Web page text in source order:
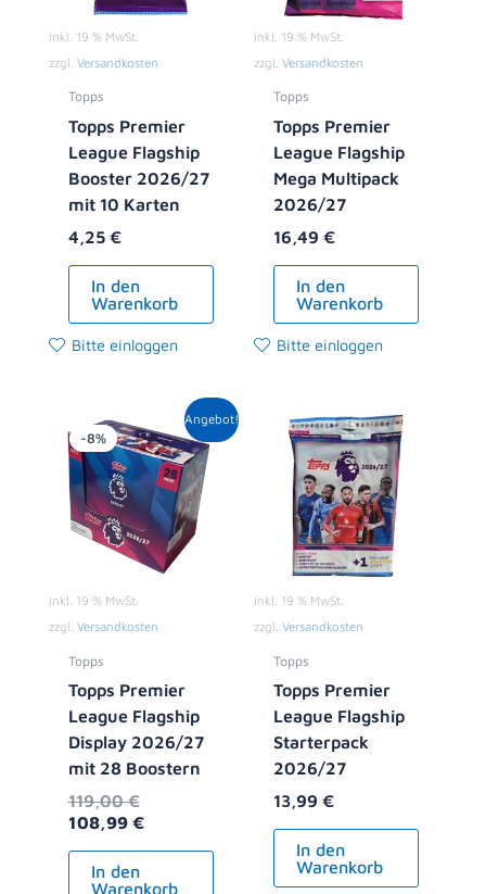
inkl. 19 % MwSt.
zzgl. Versandkosten
Topps
Topps Premier
League Flagship
Booster 2026/27
mit 10 Karten
4,25 €
In den
Warenkorb
Bitte einloggen
inkl. 19 % MwSt.
zzgl. Versandkosten
Topps
Topps Premier
League Flagship
Mega Multipack
2026/27
16,49 €
In den
Warenkorb
Bitte einloggen
Angebot!
-8%
inkl. 19 % MwSt.
zzgl. Versandkosten
Topps
Topps Premier
League Flagship
Display 2026/27
mit 28 Boostern
119,00€
Ursprünglicher
Preis
war:
119,00 €
108,99 €
Aktueller
Preis
ist:
108,99 €.
In den
Warenkorb
inkl. 19 % MwSt.
zzgl. Versandkosten
Topps
Topps Premier
League Flagship
Starterpack
2026/27
13,99 €
In den
Warenkorb